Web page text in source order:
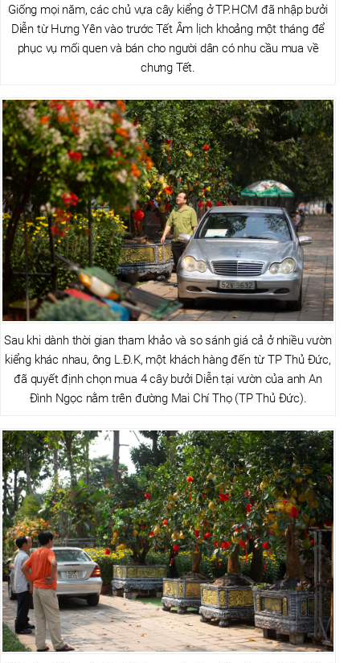
Giống mọi năm, các chủ vựa cây kiểng ở TP.HCM đã nhập bưởi
Diễn từ Hưng Yên vào trước Tết Âm lịch khoảng một tháng để
phục vụ mối quen và bán cho người dân có nhu cầu mua về
chưng Tết.
Sau khi dành thời gian tham khảo và so sánh giá cả ở nhiều vườn
kiểng khác nhau, ông L.Đ.K, một khách hàng đến từ TP Thủ Đức,
đã quyết định chọn mua 4 cây bưởi Diễn tại vườn của anh An
Đình Ngọc nằm trên đường Mai Chí Thọ (TP Thủ Đức).